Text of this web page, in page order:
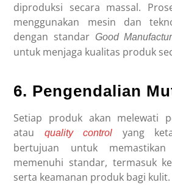
diproduksi secara massal.
menggunakan mesin dan
dengan standar Good
untuk menjaga kualitas produk
6. Pengendalian
Setiap produk akan melewati
atau
quality control yang
bertujuan untuk
memenuhi standar, termasuk
serta keamanan produk bagi kulit.